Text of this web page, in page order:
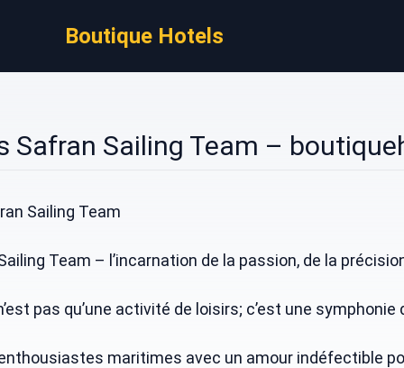
Boutique Hotels
Safran Sailing Team –
Sailing Team
Team – l’incarnation de la passion, de la
pas qu’une activité de loisirs; c’est une
maritimes avec un amour indéfectible